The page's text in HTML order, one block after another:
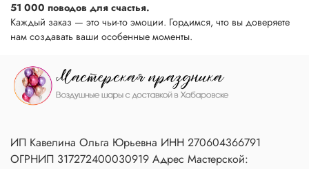
51 000 поводов для счастья.
Каждый заказ — это чьи-то эмоции. Гордимся, что вы доверяете
нам создавать ваши особенные моменты.
ИП Кавелина Ольга Юрьевна ИНН 270604366791
ОГРНИП 317272400030919 Адрес Мастерской: